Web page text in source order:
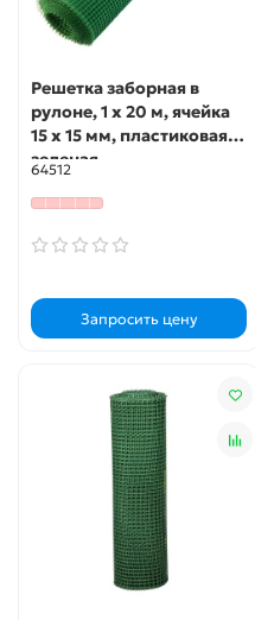
Решетка заборная в
рулоне, 1 х 20 м, ячейка
15 х 15 мм, пластиковая,
зеленая,
64512
Запросить цену